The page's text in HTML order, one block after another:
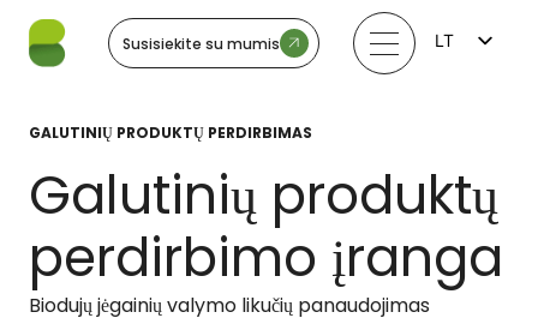
Susisiekite su mumis
LT
NO
GALUTINIŲ PRODUKTŲ PERDIRBIMAS
Galutinių produktų
perdirbimo įranga
Biodujų jėgainių valymo likučių panaudojimas